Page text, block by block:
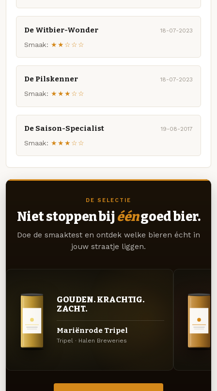
De Witbier-Wonder 18-07-2023
Smaak: ★★☆☆☆
De Pilskenner 18-07-2023
Smaak: ★★★☆☆
De Saison-Specialist 19-08-2017
Smaak: ★★★☆☆
DE SELECTIE
Niet stoppen bij ééngoed bier.
Doe de smaaktest en ontdek welke bieren écht in
jouw straatje liggen.
GOUDEN. KRACHTIG.
ZACHT.
Mariënrode Tripel
Tripel · Halen Breweries